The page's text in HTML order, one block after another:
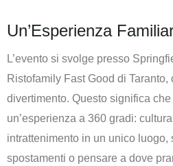
Un’Esperienza
L’evento si svolge presso
Ristofamily Fast Good di Taranto,
divertimento. Questo significa
un’esperienza a 360 gradi:
intrattenimento in un unico luogo,
spostamenti o pensare a dove